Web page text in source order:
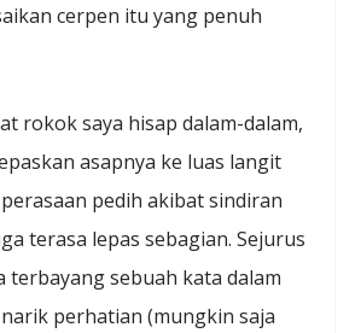
cerpen itu yang penuh
rokok saya hisap dalam-dalam,
asapnya ke luas langit
pedih akibat sindiran
terasa lepas sebagian. Sejurus
terbayang sebuah kata dalam
perhatian (mungkin saja